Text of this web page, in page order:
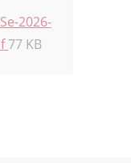
2026-
77 KB